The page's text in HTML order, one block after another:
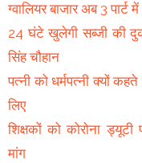
ग्वालियर बाजार अब 3 पार्ट
24 घंटे खुलेगी सब्जी की
सिंह चौहान
पत्नी को धर्मपत्नी क्यों
लिए
शिक्षकों को कोरोना
मांग